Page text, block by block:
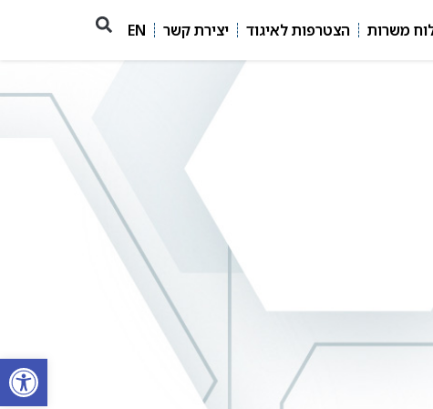
פתח
משרות הצטרפות לאיגוד יצירת קשר EN